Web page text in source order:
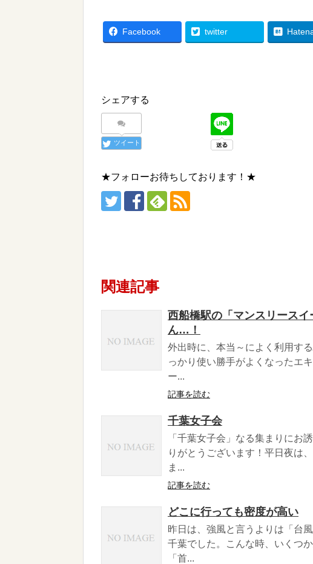
Facebook twitter
シェアする
ツイート
★フォローお待ちしております！★
関連記事
西船橋駅の「マンスリース
ん…！
外出時に、本当～によく利用す
っかり使い勝手がよくなったエ
ー...
記事を読む
千葉女子会
「千葉女子会」なる集まりにお
りがとうございます！平日夜は
ま...
記事を読む
どこに行っても密度が高い
昨日は、強風と言うよりは「台
千葉でした。こんな時、いくつ
「首...